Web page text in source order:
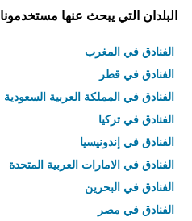
البلدان التي يبحث عنها مستخدمونا
الفنادق في المغرب
الفنادق في قطر
الفنادق في المملكة العربية السعودية
الفنادق في تركيا
الفنادق في إندونيسيا
الفنادق في الامارات العربية المتحدة
الفنادق في البحرين
الفنادق في مصر